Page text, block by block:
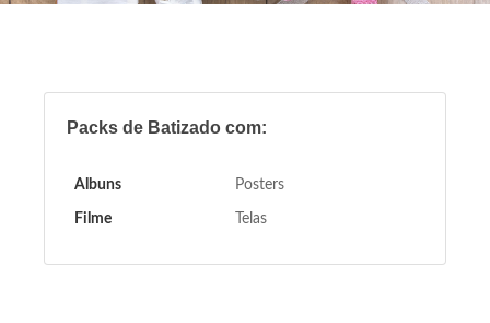
Packs de Batizado com:
Albuns Posters
Filme Telas